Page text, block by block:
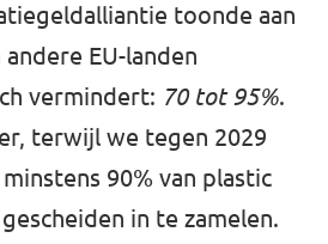
toonde aan
EU-landen
vermindert: 70 tot 95%.
terwijl we tegen 2029
90% van plastic
in te zamelen.